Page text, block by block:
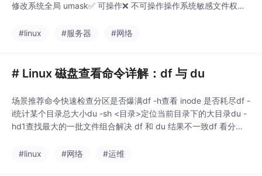
修改系统全局 umask✅ 可操作❌ 不可操作操作系统敏感文件权限
给自己的资源配置 ACL✅ 可操作✅ 可操作临时修改自身会话 uma
#linux #服务器 #网络
# Linux 磁盘查看命令详解：df 与 du
场景推荐命令快速检查分区是否爆满df -h查看 inode 是否耗尽df -
i统计某个目录总大小du -sh <目录>定位当前目录下的大目录du -
hd1查找最大的一批文件组合解决 df 和 du 结果不一致df 看分区
源日常优先使用-h参数，可读性最强磁盘空间异常时，先 df 再 d
#linux #网络 #运维